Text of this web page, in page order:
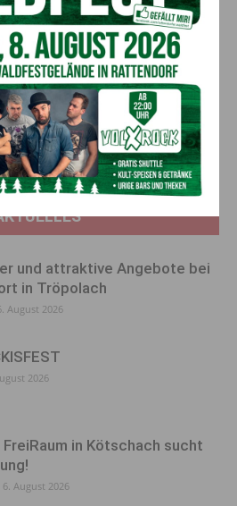
der tatsächlich
Nächster Artikel
Tierheim Villach: Diese Tiere
hoffen auf ein neues Zuhause
und attraktive Angebote bei
in Tröpolach
August 2026
2026
FreiRaum in Kötschach sucht
6. August 2026